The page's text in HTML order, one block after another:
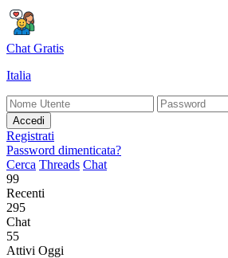
Chat Gratis
Italia
Accedi
Registrati
Password dimenticata?
Cerca Threads Chat
99
Recenti
295
Chat
55
Attivi Oggi